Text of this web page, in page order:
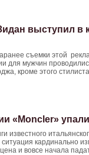
выступил в
съемки этой
для мужчин
кроме этого
«Moncler»
известного
кардинально
и вовсе начала